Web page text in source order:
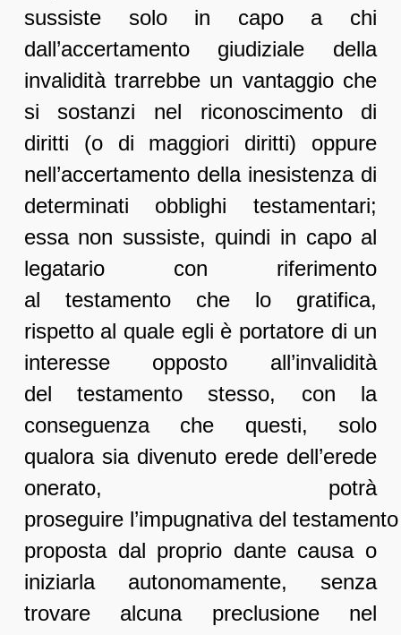
sussiste solo in capo a chi
dall’accertamento giudiziale della
invalidità trarrebbe un vantaggio che
si sostanzi nel riconoscimento di
diritti (o di maggiori diritti) oppure
nell’accertamento della inesistenza di
determinati obblighi testamentari;
essa non sussiste, quindi in capo al
legatario con riferimento
al testamento che lo gratifica,
rispetto al quale egli è portatore di un
interesse opposto all’invalidità
del testamento stesso, con la
conseguenza che questi, solo
qualora sia divenuto erede dell’erede
onerato, potrà
proseguire l’impugnativa del
proposta dal proprio dante causa o
iniziarla autonomamente, senza
trovare alcuna preclusione nel